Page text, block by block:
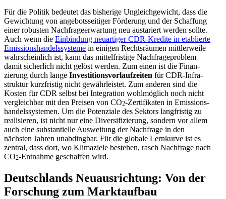
Für die Politik bedeutet das bisherige Ungleich­ge­wicht, dass die
Gewichtung von angebots­sei­tiger Förderung und der Schaffung
einer robusten Nachfra­ge­er­wartung neu austa­riert werden sollte.
Auch wenn die Einbindung neuar­tiger CDR-Kredite in etablierte
Emissi­ons­han­dels­systeme in einigen Rechts­räumen mittler­weile
wahrscheinlich ist, kann das mittel­fristige Nachfra­ge­problem
damit sicherlich nicht gelöst werden. Zum einen ist die Finan­
zierung durch lange Inves­ti­ti­ons­vor­lauf­zeiten für CDR-Infra­
struktur kurzfristig nicht gewähr­leistet. Zum anderen sind die
Kosten für CDR selbst bei Integration wohlmöglich noch nicht
vergleichbar mit den Preisen von CO2-Zerti­fi­katen in Emissi­ons­
han­dels­sys­temen. Um die Poten­ziale des Sektors langfristig zu
reali­sieren, ist nicht nur eine Diver­si­fi­zierung, sondern vor allem
auch eine substan­tielle Ausweitung der Nachfrage in den
nächsten Jahren unabdingbar. Für die globale Lernkurve ist es
zentral, dass dort, wo Klima­ziele bestehen, rasch Nachfrage nach
CO2-Entnahme geschaffen wird.
Deutsch­lands Neuaus­richtung: Von der
Forschung zum Marktaufbau